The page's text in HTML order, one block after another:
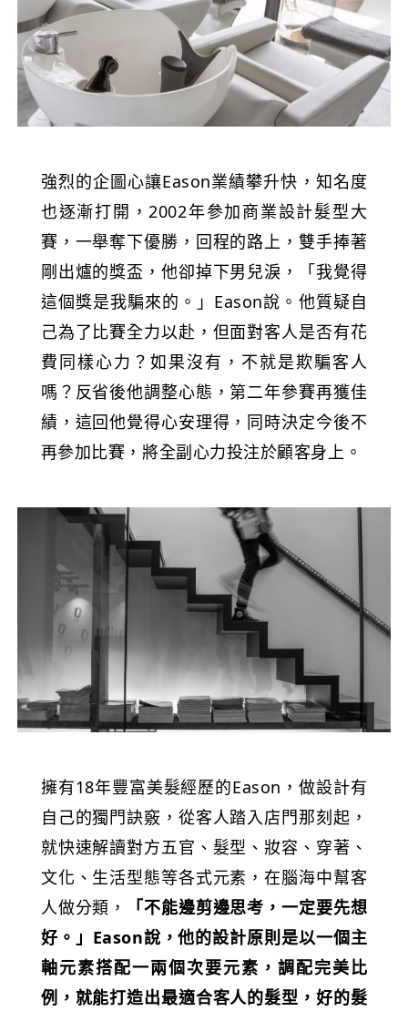
強烈的企圖心讓Eason業績攀升快，知名度
也逐漸打開，2002年參加商業設計髮型大
賽，一舉奪下優勝，回程的路上，雙手捧著
剛出爐的獎盃，他卻掉下男兒淚，「我覺得
這個獎是我騙來的。」Eason說。他質疑自
己為了比賽全力以赴，但面對客人是否有花
費同樣心力？如果沒有，不就是欺騙客人
嗎？反省後他調整心態，第二年參賽再獲佳
績，這回他覺得心安理得，同時決定今後不
再參加比賽，將全副心力投注於顧客身上。
擁有18年豐富美髮經歷的Eason，做設計有
自己的獨門訣竅，從客人踏入店門那刻起，
就快速解讀對方五官、髮型、妝容、穿著、
文化、生活型態等各式元素，在腦海中幫客
人做分類，
「不能邊剪邊思考，一定要先想
好。」Eason說，他的設計原則是以一個主
軸元素搭配一兩個次要元素，調配完美比
例，就能打造出最適合客人的髮型，好的髮